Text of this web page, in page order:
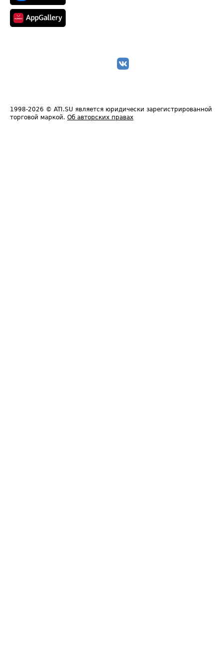
1998-2026 © ATI.SU является юридически зарегистрированной
торговой маркой. Об авторских правах